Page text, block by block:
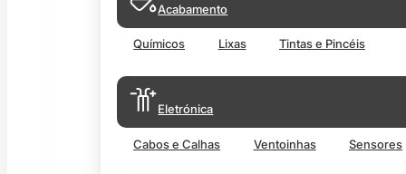
Acabamento
Químicos Lixas Tintas e Pincéis
Eletrónica
Cabos e Calhas Ventoinhas Sensores